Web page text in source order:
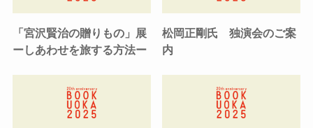
「宮沢賢治の贈りもの」展
ーしあわせを旅する方法ー
松岡正剛氏 独演会のご案
内